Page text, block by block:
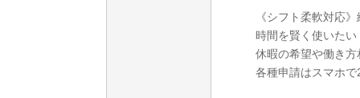
《シフト柔軟対応
時間を賢く使いた
休暇の希望や働き
各種申請はスマホ